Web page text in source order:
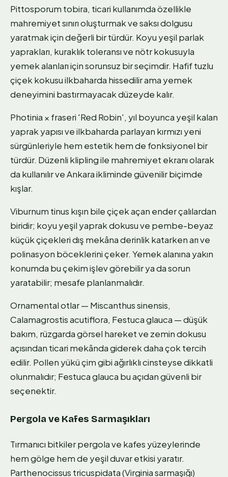
Pittosporum tobira, ticari kullanımda özellikle
mahremiyet sınırı oluşturmak ve saksı dolgusu
yaratmak için değerli bir türdür. Koyu yeşil parlak
yaprakları, kuraklık toleransı ve nötr kokusuyla
yemek alanları için sorunsuz bir seçimdir. Hafif tuzlu
çiçek kokusu ilkbaharda hissedilir ama yemek
deneyimini bastırmayacak düzeyde kalır.
Photinia × fraseri 'Red Robin', yıl boyunca yeşil kalan
yaprak yapısı ve ilkbaharda parlayan kırmızı yeni
sürgünleriyle hem estetik hem de fonksiyonel bir
türdür. Düzenli klipling ile mahremiyet ekranı olarak
da kullanılır ve Ankara ikliminde güvenilir biçimde
kışlar.
Viburnum tinus kışın bile çiçek açan ender çalılardan
biridir; koyu yeşil yaprak dokusu ve pembe-beyaz
küçük çiçekleri dış mekâna derinlik katarken arı ve
polinasyon böceklerini çeker. Yemek alanına yakın
konumda bu çekim işlev görebilir ya da sorun
yaratabilir; mesafe planlanmalıdır.
Ornamental otlar — Miscanthus sinensis,
Calamagrostis acutiflora, Festuca glauca — düşük
bakım, rüzgarda görsel hareket ve zemin dokusu
açısından ticari mekânda giderek daha çok tercih
edilir. Pollen yükü çim gibi ağırlıklı cinsteyse dikkatli
olunmalıdır; Festuca glauca bu açıdan güvenli bir
seçenektir.
Pergola ve Kafes Sarmaşıkları
Tırmanıcı bitkiler pergola ve kafes yüzeylerinde
hem gölge hem de yeşil duvar etkisi yaratır.
Parthenocissus tricuspidata (Virginia sarmaşığı)